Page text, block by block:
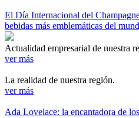
El Día Internacional del
bebidas más emblemáticas del
Actualidad empresarial de nuestra
ver más
La realidad de nuestra región.
ver más
Ada Lovelace: la encantadora de